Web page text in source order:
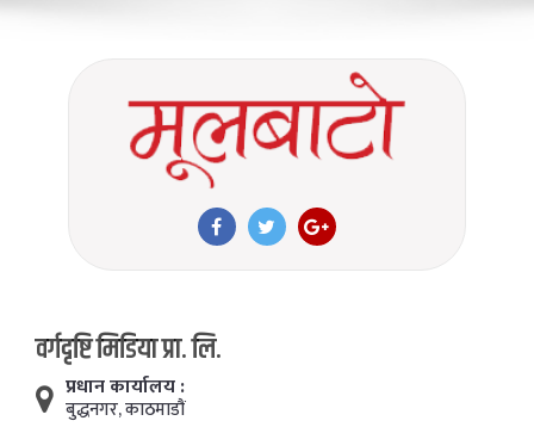
वर्गदृष्टि मिडिया प्रा. लि.
प्रधान कार्यालय :
बुद्धनगर, काठमाडाैं